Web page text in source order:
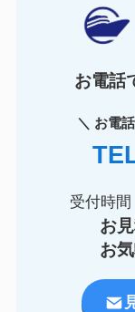
お電話
＼ お電
受付時間
お
お